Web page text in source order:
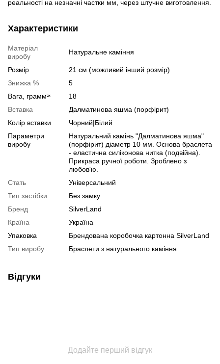
реальності на незначні частки мм, через штучне виготовлення.
Характеристики
Матеріал
виробу
Натуральне каміння
Розмір
21 см (можливий інший розмір)
Знижка %
5
Вага, грамм≈
18
Вставка
Далматинова яшма (порфірит)
Колір вставки
Чорний|Білий
Параметри
виробу
Натуральний камінь "Далматинова яшма"
(порфірит) діаметр 10 мм. Основа браслета
- еластична силіконова нитка (подвійна).
Прикраса ручної роботи. Зроблено з
любов'ю.
Стать
Універсальний
Тип застібки
Без замку
Бренд
SilverLand
Країна
Україна
Упаковка
Брендована коробочка картонна SilverLand
Тип виробу
Браслети з натурального каміння
Відгуки
Додайте перший відгук